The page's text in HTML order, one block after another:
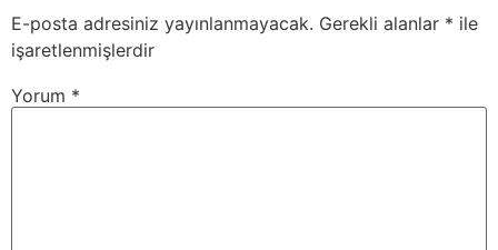
E-posta adresiniz yayınlanmayacak. Gerekli alanlar * ile
işaretlenmişlerdir
Yorum *